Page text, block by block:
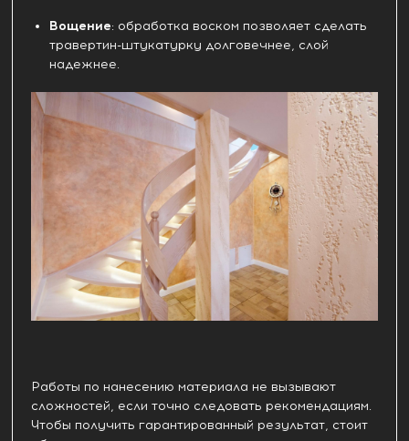
Вощение: обработка воском позволяет сделать
травертин-штукатурку долговечнее, слой
надежнее.
Работы по нанесению материала не вызывают
сложностей, если точно следовать рекомендациям.
Чтобы получить гарантированный результат, стоит